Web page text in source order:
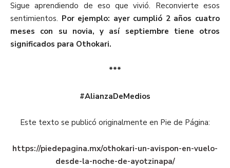
Sigue aprendiendo de eso que vivió. Reconvierte esos
sentimientos. Por ejemplo: ayer cumplió 2 años cuatro
meses con su novia, y así septiembre tiene otros
significados para Othokari.
***
#AlianzaDeMedios
Este texto se publicó originalmente en Pie de Página:
https://piedepagina.mx/othokari-un-avispon-en-vuelo-
desde-la-noche-de-ayotzinapa/